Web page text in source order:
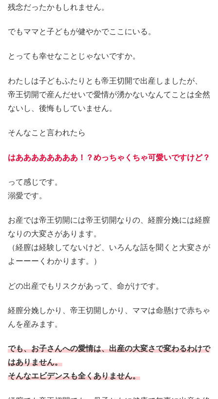
残念だったかもしれません。
でもママと子どもが健やかでここにいる。
とっても幸せなことじゃないですか。
わたしは子どもふたりとも帝王切開で出産しましたが、
帝王切開で産んだせいで愛情が湧かないなんてことは全然
ないし、後悔もしていません。
そんなこと言われたら
はああああああああ！？めっちゃくちゃ可愛いですけど？
って感じです。
溺愛です。
お産では帝王切開には帝王切開なりの、経膣分娩には経膣
なりの大変さがあります。
（経膣は経験してないけど、いろんな話を聞くと大変さが
よーーーくわかります。）
どの出産でもリスクがあって、命がけです。
経膣分娩しかり、帝王切開しかり、ママは命懸けで赤ちゃ
んを産みます。
でも、お子さんへの愛情は、出産の大変さで変わるわけで
はありません。
そんなエビデンスも全くありません。